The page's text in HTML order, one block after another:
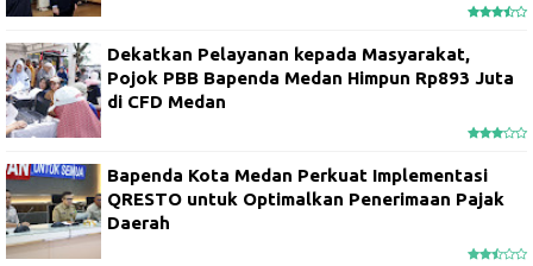
Dekatkan Pelayanan kepada Masyarakat,
Pojok PBB Bapenda Medan Himpun Rp893 Juta
di CFD Medan
Bapenda Kota Medan Perkuat Implementasi
QRESTO untuk Optimalkan Penerimaan Pajak
Daerah